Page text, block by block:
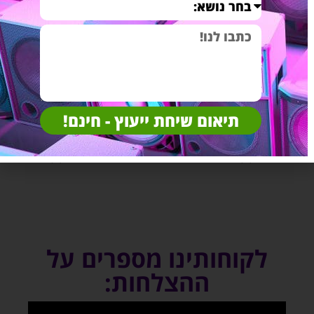
מתנה לגבר(7) מערכות שמע לבית(4)
לקוחותינו מספרים על
ההצלחות:
תיאום שיחת ייעוץ - חינם!